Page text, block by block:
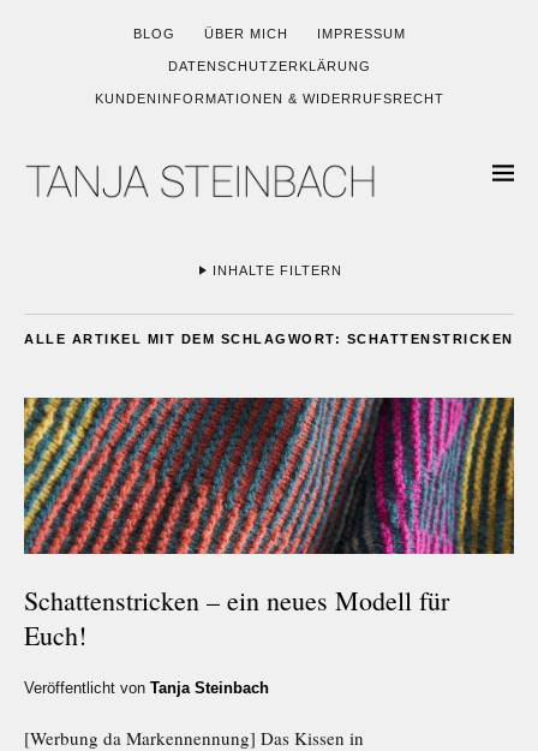
BLOG ÜBER MICH IMPRESSUM
DATENSCHUTZERKLÄRUNG
KUNDENINFORMATIONEN & WIDERRUFSRECHT
INHALTE FILTERN
ALLE ARTIKEL MIT DEM SCHLAGWORT: SCHATTENSTRICKEN
Schattenstricken – ein neues Modell für
Euch!
Veröffentlicht von Tanja Steinbach
[Werbung da Markennennung] Das Kissen in